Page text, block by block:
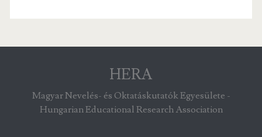
HERA
Magyar Nevelés- és Oktatáskutatók Egyesülete -
Hungarian Educational Research Association